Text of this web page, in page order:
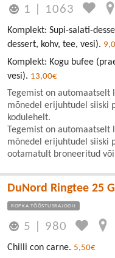
1 1063
Komplekt: Supi-salati-
dessert, kohv, tee, vesi).
Komplekt: Kogu bufee
vesi). 13,00€
Tegemist on
mõnedel erijuhtudel siiski
kodulehelt.
Tegemist on
mõnedel erijuhtudel siiski
ootamatult broneeritud või
DuNord Ringtee 25
ROPKA TÖÖSTUSRAJOON
5 980
Chilli con carne. 5,50€